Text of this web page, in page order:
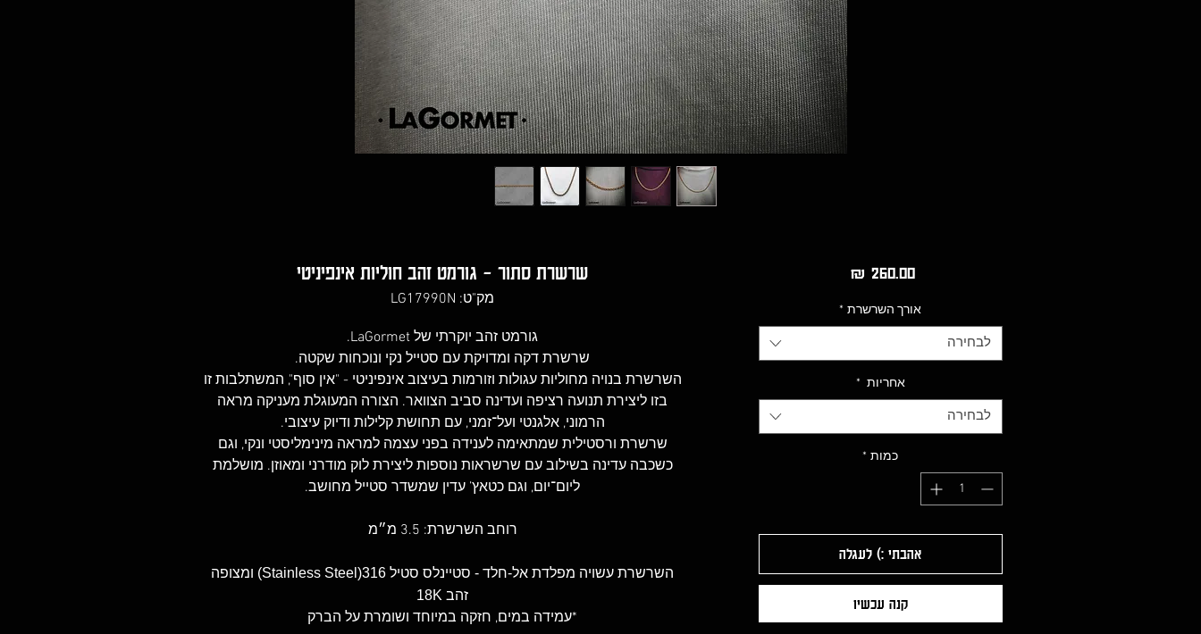
שרשרת סתור - גורמט זהב חוליות אינפיניטי
מק"ט: LG17990N
גורמט זהב יוקרתי של LaGormet.
שרשרת דקה ומדויקת עם סטייל נקי ונוכחות שקטה.
השרשרת בנויה מחוליות עגולות וזורמות בעיצוב אינפיניטי - "אין סוף", המשתלבות זו
בזו ליצירת תנועה רציפה ועדינה סביב הצוואר. הצורה המעוגלת מעניקה מראה
הרמוני, אלגנטי ועל־זמני, עם תחושת קלילות ודיוק עיצובי.
שרשרת ורסטילית שמתאימה לענידה בפני עצמה למראה מינימליסטי ונקי, וגם
כשכבה עדינה בשילוב עם שרשראות נוספות ליצירת לוק מודרני ומאוזן. מושלמת
ליום־יום, וגם כטאץ’ עדין שמשדר סטייל מחושב.
רוחב השרשרת: 3.5 מ״מ
השרשרת עשויה מפלדת אל-חלד - סטיינלס סטיל 316(Stainless Steel) ומצופה
זהב 18K
*עמידה במים, חזקה במיוחד ושומרת על הברק
‏260.00 ‏₪ מחיר
אורך השרשרת *
לבחירה
אחריות *
לבחירה
כמות *
אהבתי :) לעגלה
קנה עכשיו